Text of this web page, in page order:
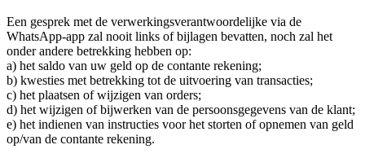
Een gesprek met de verwerkingsverantwoordelijke via de
WhatsApp-app zal nooit links of bijlagen bevatten, noch zal het
onder andere betrekking hebben op:
a) het saldo van uw geld op de contante rekening;
b) kwesties met betrekking tot de uitvoering van transacties;
c) het plaatsen of wijzigen van orders;
d) het wijzigen of bijwerken van de persoonsgegevens van de klant;
e) het indienen van instructies voor het storten of opnemen van geld
op/van de contante rekening.